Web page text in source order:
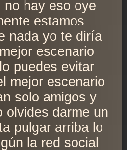
no hay eso oye
estamos
nada yo te diría
escenario
puedes evitar
mejor escenario
solo amigos y
olvides darme un
pulgar arriba lo
la red social